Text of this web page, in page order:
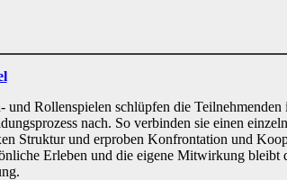
und Rollenspielen schlüpfen die
nach. So verbinden sie einen
Struktur und erproben Konfrontation und
Erleben und die eigene Mitwirkung bleibt